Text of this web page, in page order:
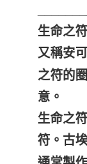
生命之
又稱安
之符的
意。
生命之
符。古